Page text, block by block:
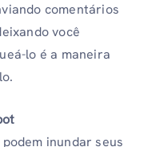
comentários
você
lo é a maneira
inundar seus